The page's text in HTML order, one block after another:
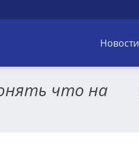
Новости
что на